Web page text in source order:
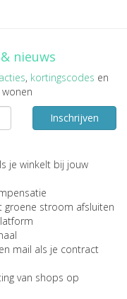
nieuws
acties, kortingscodes en
Inschrijven
je winkelt bij jouw
groene stroom afsluiten
mail als je contract
van shops op